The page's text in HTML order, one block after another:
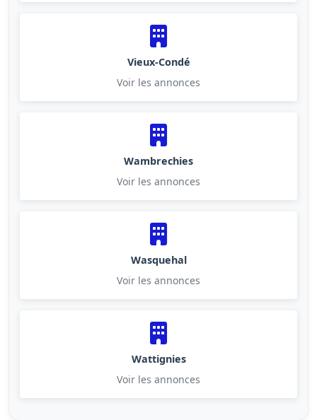
Vieux-Condé
Voir les annonces
Wambrechies
Voir les annonces
Wasquehal
Voir les annonces
Wattignies
Voir les annonces